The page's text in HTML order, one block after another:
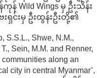
ကုန် Wild Wings မှ ဦးသိန်း
းရှင်းမှ ဦးထွန်းဦးတို့၏
S.S.L., Shwe, N.M.,
Sein, M.M. and Renner,
communities along an
city in central Myanmar’,